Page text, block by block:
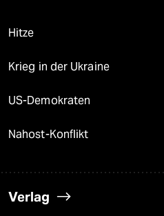
Hitze
Krieg in der Ukraine
US-Demokraten
Nahost-Konflikt
Verlag